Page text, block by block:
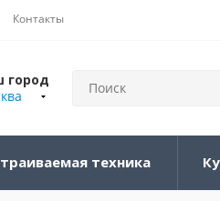
Контакты
город
техника